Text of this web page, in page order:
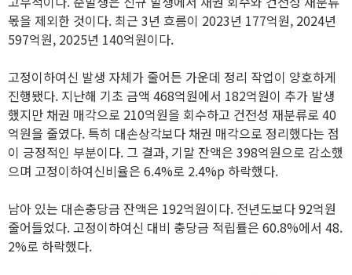
몫을 제외한 것이다. 최근 3년 흐름이 2023년 177억원, 2024년
597억원, 2025년 140억원이다.
고정이하여신 발생 자체가 줄어든 가운데 정리 작업이 양호하게
진행됐다. 지난해 기초 금액 468억원에서 182억원이 추가 발생
했지만 채권 매각으로 210억원을 회수하고 건전성 재분류로 40
억원을 줄였다. 특히 대손상각보다 채권 매각으로 정리했다는 점
이 긍정적인 부분이다. 그 결과, 기말 잔액은 398억원으로 감소했
으며 고정이하여신비율은 6.4%로 2.4%p 하락했다.
남아 있는 대손충당금 잔액은 192억원이다. 전년도보다 92억원
줄어들었다. 고정이하여신 대비 충당금 적립률은 60.8%에서 48.
2%로 하락했다.